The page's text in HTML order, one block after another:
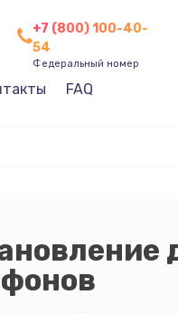
+7 (800) 100-40-
54
Федеральный номер
FAQ